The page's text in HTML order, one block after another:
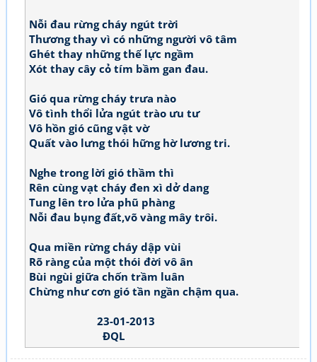
Nỗi đau rừng cháy ngút trời
Thương thay vì có những người vô tâm
Ghét thay những thế lực ngầm
Xót thay cây cỏ tím bầm gan đau.
Gió qua rừng cháy trưa nào
Vô tình thổi lửa ngút trào ưu tư
Vô hồn gió cũng vật vờ
Quất vào lưng thói hững hờ lương tri.
Nghe trong lời gió thầm thì
Rên cùng vạt cháy đen xì dở dang
Tung lên tro lửa phũ phàng
Nỗi đau bụng đất,võ vàng mây trôi.
Qua miền rừng cháy dập vùi
Rõ ràng của một thói đời vô ân
Bùi ngùi giữa chốn trầm luân
Chừng như cơn gió tần ngần chậm qua.
23-01-2013
ĐQL